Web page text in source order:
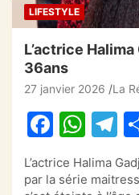
LIFESTYLE
L’actrice
36ans
27 janvier 2026 La
F
c
W
at
T
e
L’actrice Halima
par la série